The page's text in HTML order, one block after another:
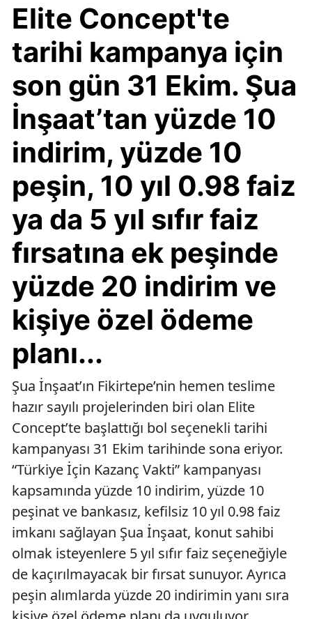
Elite Concept'te
tarihi kampanya için
son gün 31 Ekim. Şua
İnşaat’tan yüzde 10
indirim, yüzde 10
peşin, 10 yıl 0.98 faiz
ya da 5 yıl sıfır faiz
fırsatına ek peşinde
yüzde 20 indirim ve
kişiye özel ödeme
planı...
Şua İnşaat’ın Fikirtepe’nin hemen teslime
hazır sayılı projelerinden biri olan Elite
Concept’te başlattığı bol seçenekli tarihi
kampanyası 31 Ekim tarihinde sona eriyor.
“Türkiye İçin Kazanç Vakti” kampanyası
kapsamında yüzde 10 indirim, yüzde 10
peşinat ve bankasız, kefilsiz 10 yıl 0.98 faiz
imkanı sağlayan Şua İnşaat, konut sahibi
olmak isteyenlere 5 yıl sıfır faiz seçeneğiyle
de kaçırılmayacak bir fırsat sunuyor. Ayrıca
peşin alımlarda yüzde 20 indirimin yanı sıra